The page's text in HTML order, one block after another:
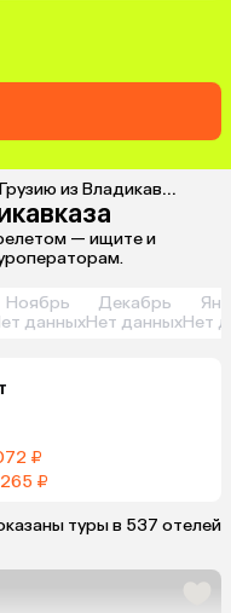
из Владикавказа
— ищите и
Ноябрь
данных
Декабрь
Нет данныхНет
₽
₽
туры в 537 отелей